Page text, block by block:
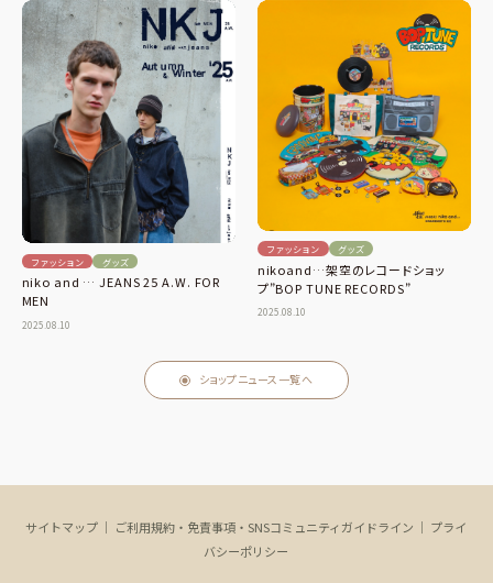
ファッション グッズ
niko and … JEANS 25 A.W. FOR
MEN
2025.08.10
ファッション グッズ
nikoand…架空のレコードショッ
プ”BOP TUNE RECORDS”
2025.08.10
ショップニュース一覧へ
サイトマップ ｜ ご利用規約・免責事項・SNSコミュニティガイドライン ｜ プライ
バシーポリシー